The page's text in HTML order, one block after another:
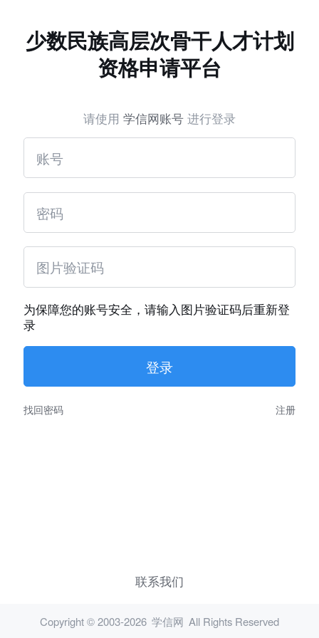
少数民族高层次骨干人才计划
资格申请平台
请使用 学信网账号 进行登录
为保障您的账号安全，请输入图片验证码后重新登
录
找回密码 注册
联系我们
Copyright © 2003-2026 学信网 All Rights Reserved